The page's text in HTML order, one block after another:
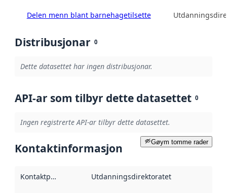
Delen menn blant barnehagetilsette
Distribusjonar 0
Dette datasettet har ingen distribusjonar.
API-ar som tilbyr dette datasettet 0
Ingen registrerte API-ar tilbyr dette datasettet.
Gøym tomme rader
Kontaktinformasjon
Kontaktpunkt Utdanningsdirektoratet